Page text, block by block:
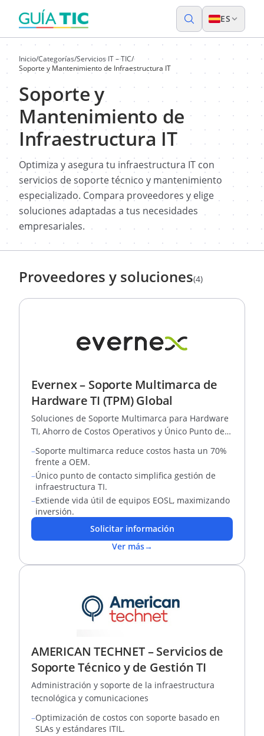
ES
Inicio/Categorías/Servicios IT – TIC/
Soporte y Mantenimiento de Infraestructura IT
Soporte y
Mantenimiento de
Infraestructura IT
Optimiza y asegura tu infraestructura IT con
servicios de soporte técnico y mantenimiento
especializado. Compara proveedores y elige
soluciones adaptadas a tus necesidades
empresariales.
Proveedores y soluciones(4)
Evernex – Soporte Multimarca de
Hardware TI (TPM) Global
Soluciones de Soporte Multimarca para Hardware
TI, Ahorro de Costos Operativos y Único Punto de
–Soporte multimarca reduce costos hasta un 70%
frente a OEM.
–Único punto de contacto simplifica gestión de
infraestructura TI.
–Extiende vida útil de equipos EOSL, maximizando
inversión.
Solicitar información
Ver más→
AMERICAN TECHNET – Servicios de
Soporte Técnico y de Gestión TI
Administración y soporte de la infraestructura
tecnológica y comunicaciones
–Optimización de costos con soporte basado en
SLAs y estándares ITIL.